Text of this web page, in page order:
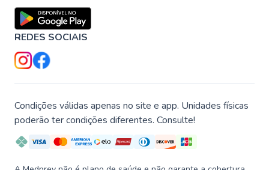
REDES SOCIAIS
Condições válidas apenas no site e app. Unidades físicas
poderão ter condições diferentes. Consulte!